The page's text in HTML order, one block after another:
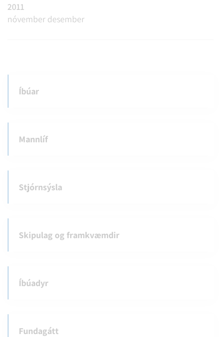
2011
nóvember desember
Íbúar
Mannlíf
Stjórnsýsla
Skipulag og framkvæmdir
Íbúadyr
Fundagátt